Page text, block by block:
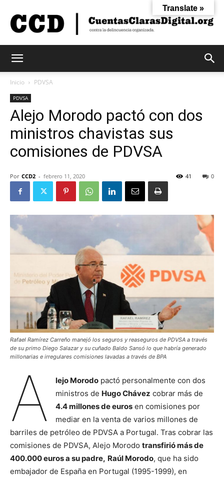
Claras
Digital
Inicio PDVSA
PDVSA
Alejo Morodo pactó con dos
ministros chavistas sus
comisiones de PDVSA
Por CCD2 - febrero 11, 2020 0
41
Rafael Ramírez Carreño manejó los seguros y reaseguros de PDVSA a través
de su primo Diego Salazar y su cuñado Baldo Sansó lo que habría generado
millonarias e irregulares comisiones lavadas a través de BPA
A lejo Morodopactó personalmente con dos
ministros de Hugo Chávez cobrar más de
4.4 millones de eurosen comisiones por
mediar en la venta de varios millones de
barriles de petróleo de PDVSA a Portugal. Tras cobrar las
comisiones de PDVSA, Alejo Morodo transfirió más de
400.000 euros a su padre, Raúl Morodo, que ha sido
embajador de España en Portugal (1995-1999), en
Translate »